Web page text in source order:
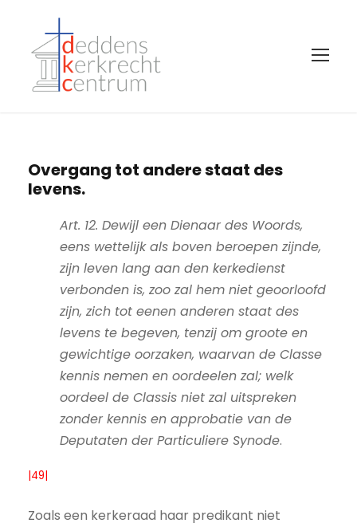
Overgang tot andere staat des
levens.
Art. 12. Dewijl een Dienaar des Woords,
eens wettelijk als boven beroepen zijnde,
zijn leven lang aan den kerkedienst
verbonden is, zoo zal hem niet geoorloofd
zijn, zich tot eenen anderen staat des
levens te begeven, tenzij om groote en
gewichtige oorzaken, waarvan de Classe
kennis nemen en oordeelen zal; welk
oordeel de Classis niet zal uitspreken
zonder kennis en approbatie van de
Deputaten der Particuliere Synode.
|49|
Zoals een kerkeraad haar predikant niet